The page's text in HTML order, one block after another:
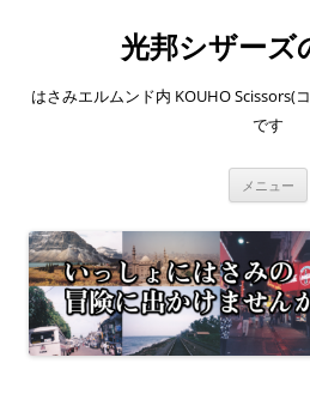
へ
ス
光邦シザーズ
はさみエルムンド内 KOUHO Scissors(
です
メニュー